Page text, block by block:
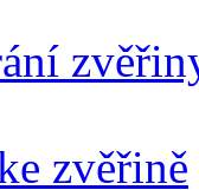
zvěřině